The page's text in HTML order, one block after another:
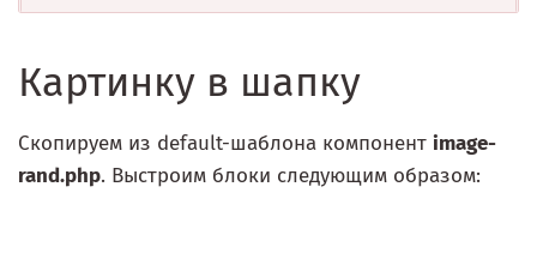
Картинку в шапку
Скопируем из default-шаблона компонент image-
rand.php. Выстроим блоки следующим образом: